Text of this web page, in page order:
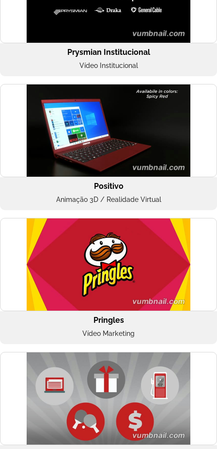
Prysmian Institucional
Vídeo Institucional
Positivo
Animação 3D / Realidade Virtual
Pringles
Vídeo Marketing